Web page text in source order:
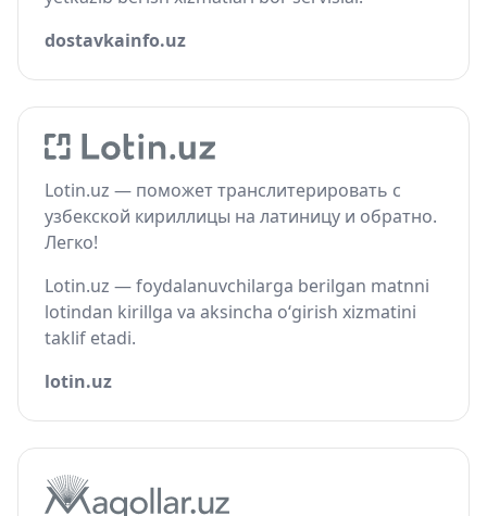
dostavkainfo.uz
Lotin.uz — поможет транслитерировать с
узбекской кириллицы на латиницу и обратно.
Легко!
Lotin.uz — foydalanuvchilarga berilgan matnni
lotindan kirillga va aksincha o‘girish xizmatini
taklif etadi.
lotin.uz